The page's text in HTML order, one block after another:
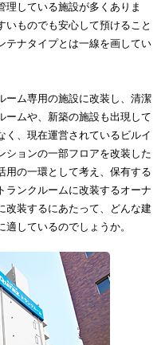
理している施設が多くありま
ものでも安心して預けること
テナタイプとは一線を画してい
ーム専用の施設に改装し、清潔
ームや、新築の施設も出現して
く、現在運営されているビルイ
ションの一部フロアを改装した
用の一環として考え、保有する
ランクルームに改装するオーナ
改装するにあたって、どんな建
しているのでしょうか。